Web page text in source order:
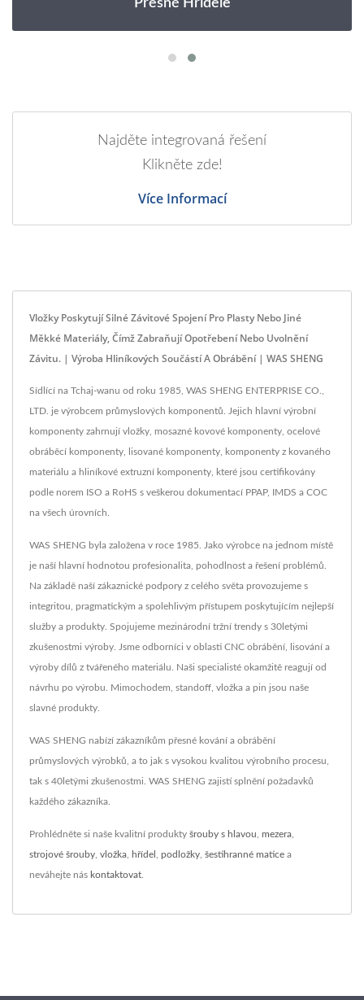
Přesné Hřídele
Najděte integrovaná řešení
Klikněte zde!
Více Informací
Vložky Poskytují Silné Závitové Spojení Pro Plasty Nebo Jiné
Měkké Materiály, Čímž Zabraňují Opotřebení Nebo Uvolnění
Závitu. | Výroba Hliníkových Součástí A Obrábění | WAS SHENG
Sídlící na Tchaj-wanu od roku 1985, WAS SHENG ENTERPRISE CO.,
LTD. je výrobcem průmyslových komponentů. Jejich hlavní výrobní
komponenty zahrnují vložky, mosazné kovové komponenty, ocelové
obráběcí komponenty, lisované komponenty, komponenty z kovaného
materiálu a hliníkové extruzní komponenty, které jsou certifikovány
podle norem ISO a RoHS s veškerou dokumentací PPAP, IMDS a COC
na všech úrovních.
WAS SHENG byla založena v roce 1985. Jako výrobce na jednom místě
je naší hlavní hodnotou profesionalita, pohodlnost a řešení problémů.
Na základě naší zákaznické podpory z celého světa provozujeme s
integritou, pragmatickým a spolehlivým přístupem poskytujícím nejlepší
služby a produkty. Spojujeme mezinárodní tržní trendy s 30letými
zkušenostmi výroby. Jsme odborníci v oblasti CNC obrábění, lisování a
výroby dílů z tvářeného materiálu. Naši specialisté okamžitě reagují od
návrhu po výrobu. Mimochodem, standoff, vložka a pin jsou naše
slavné produkty.
WAS SHENG nabízí zákazníkům přesné kování a obrábění
průmyslových výrobků, a to jak s vysokou kvalitou výrobního procesu,
tak s 40letými zkušenostmi. WAS SHENG zajistí splnění požadavků
každého zákazníka.
Prohlédněte si naše kvalitní produkty šrouby s hlavou mezera
strojové šrouby vložka hřídel podložky šestihranné matice a
neváhejte nás kontaktovat